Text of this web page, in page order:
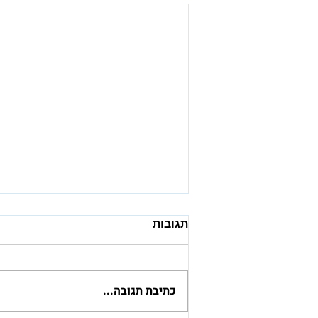
תגובות
כתיבת תגובה...